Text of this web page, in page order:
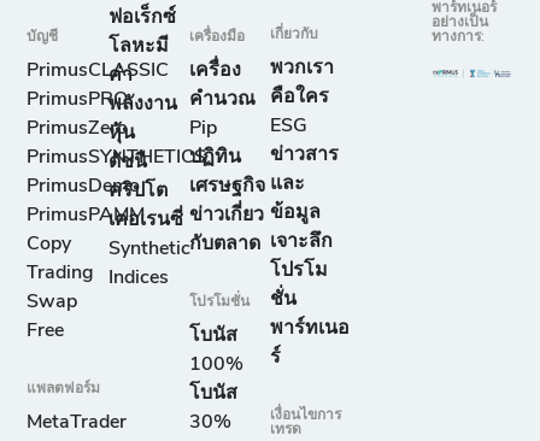
บัญชี
PrimusCLASSIC
PrimusPRO
PrimusZero
PrimusSYNTHETICS
PrimusDemo
PrimusPAMM
Copy
Trading
Swap
Free
แพลตฟอร์ม
MetaTrader
ฟอเร็กซ์
โลหะมี
ค่า
พลังงาน
หุ้น
ดัชนี
คริปโต
เคอเรนซี่
Synthetic
Indices
เครื่องมือ
เครื่อง
คำนวณ
Pip
ปฏิทิน
เศรษฐกิจ
ข่าวเกี่ยว
กับตลาด
โปรโมชั่น
โบนัส
100%
โบนัส
30%
เกี่ยวกับ
พวกเรา
คือใคร
ESG
ข่าวสาร
และ
ข้อมูล
เจาะลึก
โปรโม
ชั่น
พาร์ทเนอ
ร์
เงื่อนไขการ
เทรด
พาร์ทเนอร์
อย่างเป็น
ทางการ: